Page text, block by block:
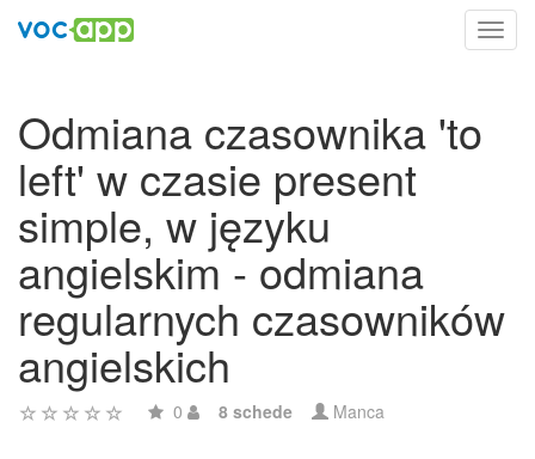
Odmiana czasownika 'to
left' w czasie present
simple, w języku
angielskim - odmiana
regularnych czasowników
angielskich
0 8 schede Manca